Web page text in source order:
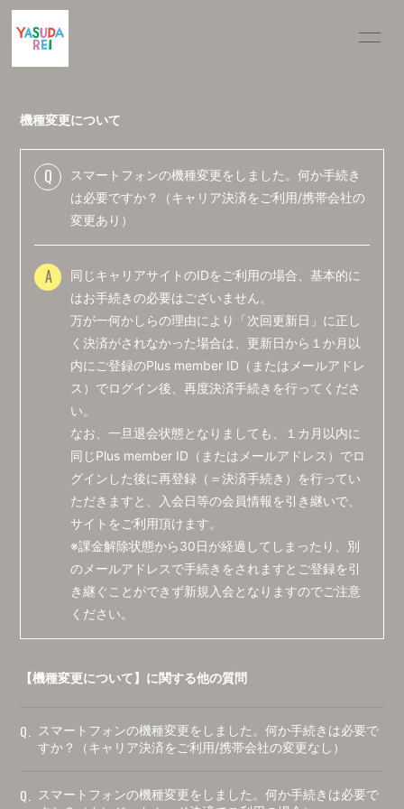
N
ログイン
機種変更について
Q
スマートフォンの機種変更をしました。何か手続き
は必要ですか？（キャリア決済をご利用/携帯会社の
変更あり）
A
同じキャリアサイトのIDをご利用の場合、基本的に
はお手続きの必要はございません。
万が一何かしらの理由により「次回更新日」に正し
く決済がされなかった場合は、更新日から１か月以
内にご登録のPlus member ID（またはメールアドレ
ス）でログイン後、再度決済手続きを行ってくださ
い。
なお、一旦退会状態となりましても、１カ月以内に
同じPlus member ID（またはメールアドレス）でロ
グインした後に再登録（＝決済手続き）を行ってい
ただきますと、入会日等の会員情報を引き継いで、
サイトをご利用頂けます。
※課金解除状態から30日が経過してしまったり、別
のメールアドレスで手続きをされますとご登録を引
き継ぐことができず新規入会となりますのでご注意
ください。
【機種変更について】に関する他の質問
Q.
スマートフォンの機種変更をしました。何か手続きは必要で
すか？（キャリア決済をご利用/携帯会社の変更なし）
Q.
スマートフォンの機種変更をしました。何か手続きは必要で